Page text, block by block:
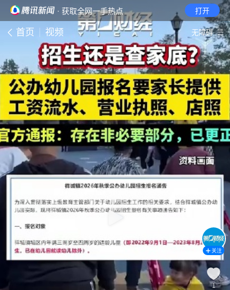
· 获取全网一手热点 打开
首页 视频 无障碍
关注
1